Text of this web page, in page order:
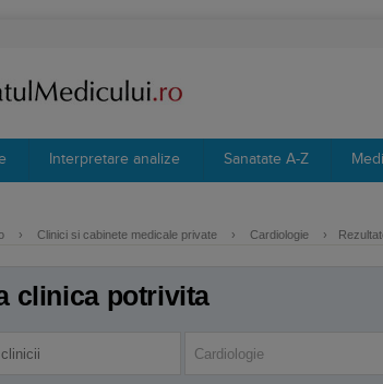
Interpretare analize Sanatate A-Z
› Clinici si cabinete medicale private › Cardiologie ›
clinica potrivita
Cardiologie